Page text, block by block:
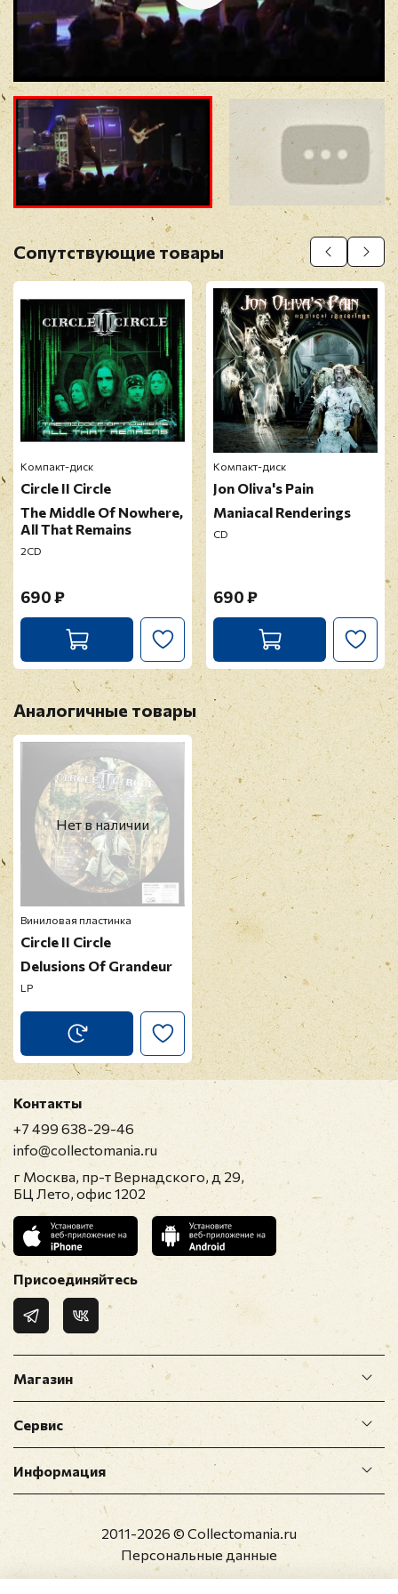
Отзыв*
Прикрепить фото
Оставить отзыв
Перед публикацией отзывы проходят
модерацию
Сопутствующие товары
Компакт-диск
Circle II Circle
The Middle Of Nowhere,
All That Remains
2CD
690 ₽
Компакт-диск
Jon Oliva's Pain
Maniacal Renderings
CD
690 ₽
Аналогичные товары
Нет в наличии
Виниловая пластинка
Circle II Circle
Delusions Of Grandeur
LP
Магазин
Сервис
Информация
Контакты
+7 499 638-29-46
info@collectomania.ru
г Москва, пр-т Вернадского, д 29,
БЦ Лето, офис 1202
Присоединяйтесь
2011-2026 © Collectomania.ru
Персональные данные